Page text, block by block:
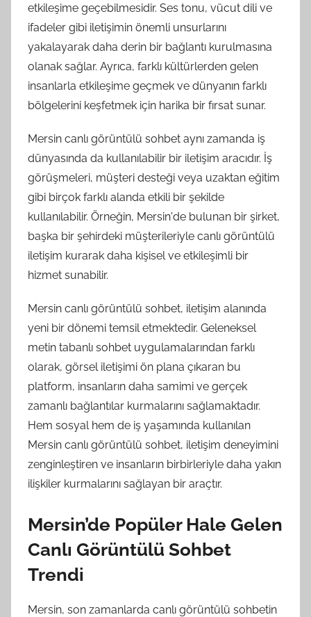
etkileşime geçebilmesidir. Ses tonu, vücut dili ve
ifadeler gibi iletişimin önemli unsurlarını
yakalayarak daha derin bir bağlantı kurulmasına
olanak sağlar. Ayrıca, farklı kültürlerden gelen
insanlarla etkileşime geçmek ve dünyanın farklı
bölgelerini keşfetmek için harika bir fırsat sunar.
Mersin canlı görüntülü sohbet aynı zamanda iş
dünyasında da kullanılabilir bir iletişim aracıdır. İş
görüşmeleri, müşteri desteği veya uzaktan eğitim
gibi birçok farklı alanda etkili bir şekilde
kullanılabilir. Örneğin, Mersin'de bulunan bir şirket,
başka bir şehirdeki müşterileriyle canlı görüntülü
iletişim kurarak daha kişisel ve etkileşimli bir
hizmet sunabilir.
Mersin canlı görüntülü sohbet, iletişim alanında
yeni bir dönemi temsil etmektedir. Geleneksel
metin tabanlı sohbet uygulamalarından farklı
olarak, görsel iletişimi ön plana çıkaran bu
platform, insanların daha samimi ve gerçek
zamanlı bağlantılar kurmalarını sağlamaktadır.
Hem sosyal hem de iş yaşamında kullanılan
Mersin canlı görüntülü sohbet, iletişim deneyimini
zenginleştiren ve insanların birbirleriyle daha yakın
ilişkiler kurmalarını sağlayan bir araçtır.
Mersin’de Popüler Hale Gelen
Canlı Görüntülü Sohbet
Trendi
Mersin, son zamanlarda canlı görüntülü sohbetin